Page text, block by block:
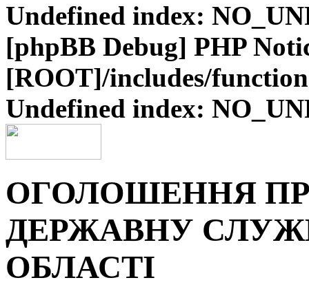
Undefined index:
[phpBB Debug] PHP
[ROOT]/includes/
Undefined index:
ОГОЛОШЕННЯ
ДЕРЖАВНУ
ОБЛАСТІ